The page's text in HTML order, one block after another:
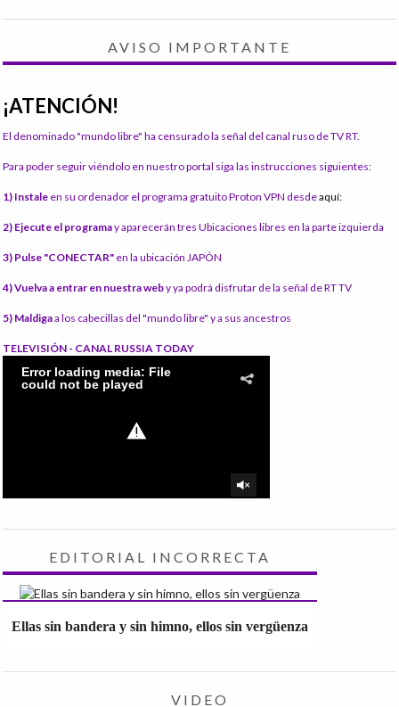
AVISO IMPORTANTE
¡ATENCIÓN!
El denominado "mundo libre" ha censurado la señal del canal ruso de TV RT.
Para poder seguir viéndolo en nuestro portal siga las instrucciones siguientes:
1) Instale en su ordenador el programa gratuito Proton VPN desdeaquí:
2) Ejecute el programay aparecerán tres Ubicaciones libres en la parte izquierda
3) Pulse "CONECTAR" en la ubicación JAPÓN
4) Vuelva a entrar en nuestra weby ya podrá disfrutar de la señal de RT TV
5) Maldigaa los cabecillas del "mundo libre" y a sus ancestros
TELEVISIÓN - CANAL RUSSIA TODAY
EDITORIAL INCORRECTA
Ellas sin bandera y sin himno, ellos sin vergüenza
VIDEO